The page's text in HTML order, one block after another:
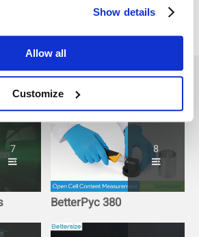
Show details
Allow all
Customize
7 8
BetterPyc 380